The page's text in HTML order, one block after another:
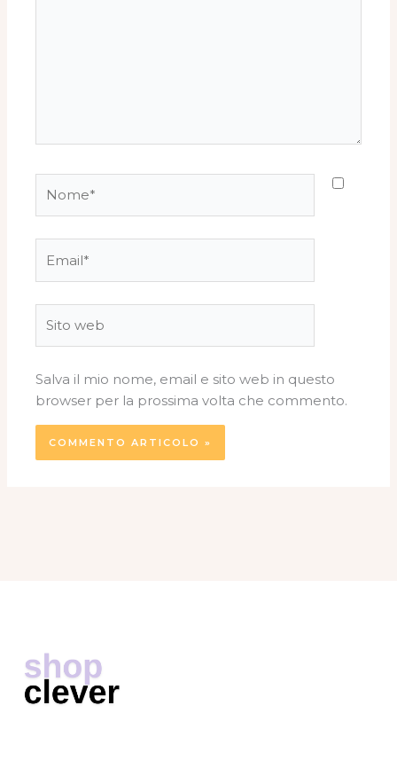
web
Salva il mio nome, email e sito web in questo
browser per la prossima volta che commento.